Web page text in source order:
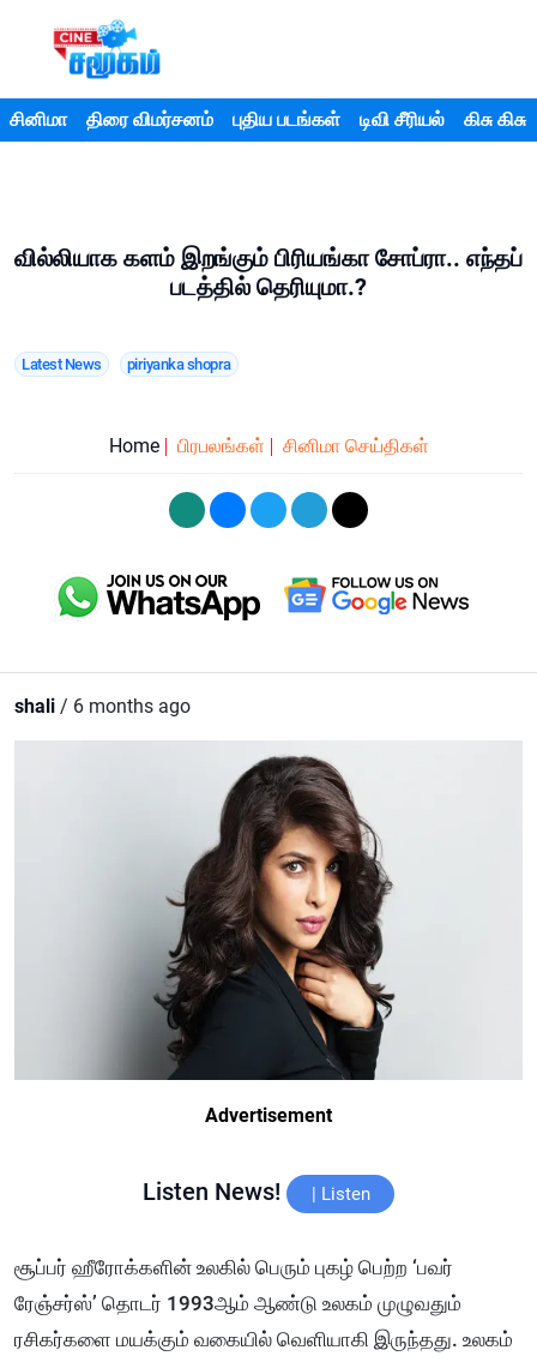
சினிமா திரை விமர்சனம் புதிய படங்கள் டிவி சீரியல் கிசு கிசு
வில்லியாக களம் இறங்கும் பிரியங்கா சோப்ரா.. எந்தப்
படத்தில் தெரியுமா.?
Latest News piriyanka shopra
Home பிரபலங்கள் சினிமா செய்திகள்
shali / 6 months ago
Advertisement
Listen News! | Listen
சூப்பர் ஹீரோக்களின் உலகில் பெரும் புகழ் பெற்ற ‘பவர்
ரேஞ்சர்ஸ்’ தொடர் 1993ஆம் ஆண்டு உலகம் முழுவதும்
ரசிகர்களை மயக்கும் வகையில் வெளியாகி இருந்தது. உலகம்